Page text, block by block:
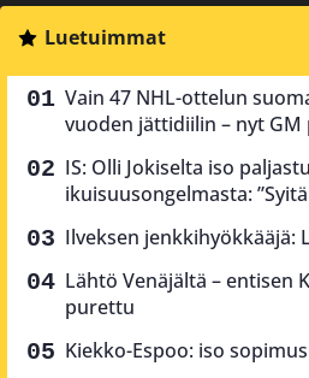
Luetuimmat
Vain 47 NHL-ottelun
vuoden jättidiilin – nyt GM
IS: Olli Jokiselta iso
ikuisuusongelmasta:
Ilveksen jenkkihyökkääjä:
Lähtö Venäjältä – entisen
purettu
Kiekko-Espoo: iso